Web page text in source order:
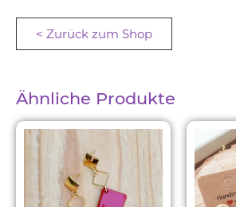
< Zurück zum Shop
Ähnliche Produkte